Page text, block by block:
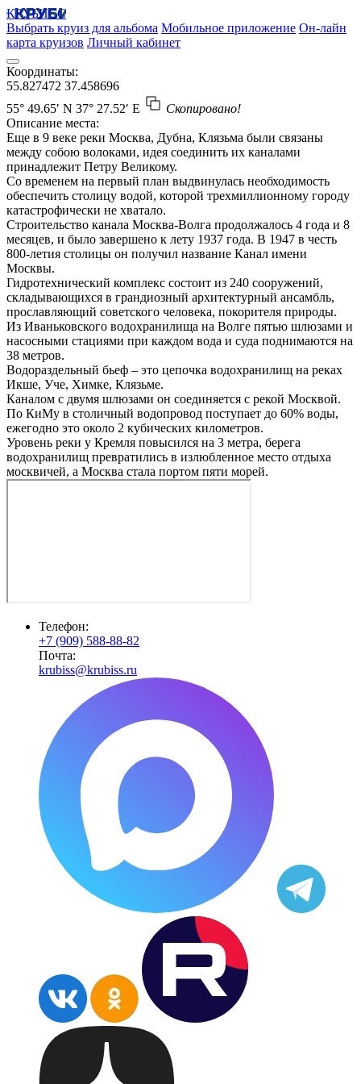
КРУБИСС
Выбрать круиз для альбома Мобильное приложение Он-лайн
карта круизов Личный кабинет
Координаты:
55.827472 37.458696
55° 49.65′ N 37° 27.52′ E
Скопировано!
Описание места:
Еще в 9 веке реки Москва, Дубна, Клязьма были связаны
между собою волоками, идея соединить их каналами
принадлежит Петру Великому.
Со временем на первый план выдвинулась необходимость
обеспечить столицу водой, которой трехмиллионному городу
катастрофически не хватало.
Строительство канала Москва-Волга продолжалось 4 года и 8
месяцев, и было завершено к лету 1937 года. В 1947 в честь
800-летия столицы он получил название Канал имени
Москвы.
Гидротехнический комплекс состоит из 240 сооружений,
складывающихся в грандиозный архитектурный ансамбль,
прославляющий советского человека, покорителя природы.
Из Иваньковского водохранилища на Волге пятью шлюзами и
насосными стациями при каждом вода и суда поднимаются на
38 метров.
Водораздельный бьеф – это цепочка водохранилищ на реках
Икше, Уче, Химке, Клязьме.
Каналом с двумя шлюзами он соединяется с рекой Москвой.
По КиМу в столичный водопровод поступает до 60% воды,
ежегодно это около 2 кубических километров.
Уровень реки у Кремля повысился на 3 метра, берега
водохранилищ превратились в излюбленное место отдыха
москвичей, а Москва стала портом пяти морей.
Телефон:
+7 (909) 588-88-82
Почта:
krubiss@krubiss.ru